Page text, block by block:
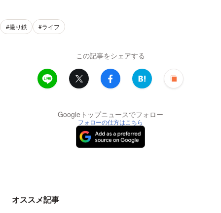
#撮り鉄 #ライフ
この記事をシェアする
Googleトップニュースでフォロー
フォローの仕方はこちら
オススメ記事